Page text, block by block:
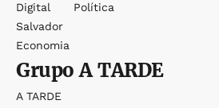
Digital
Salvador
Economia
Política
GrupoA TARDE
A TARDE